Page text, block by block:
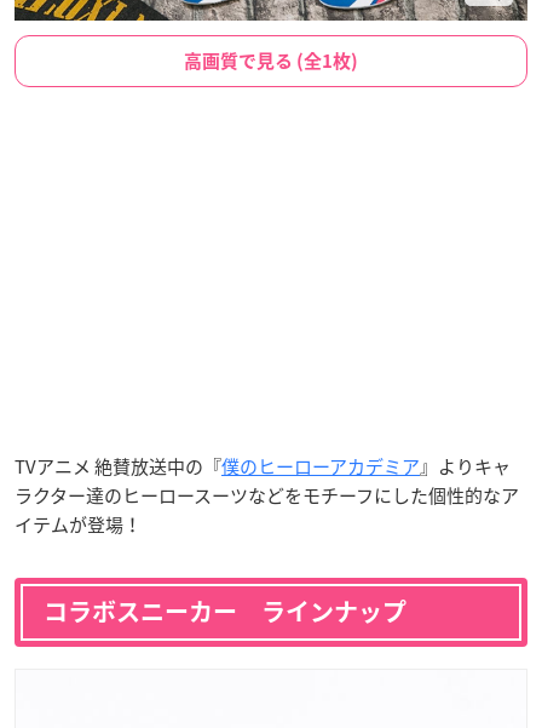
高画質で見る (全1枚)
TVアニメ 絶賛放送中の『僕のヒーローアカデミア』よりキャ
ラクター達のヒーロースーツなどをモチーフにした個性的なア
イテムが登場！
コラボスニーカー ラインナップ